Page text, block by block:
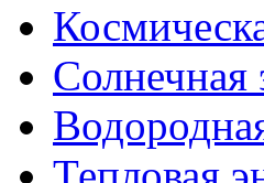
Солнечная